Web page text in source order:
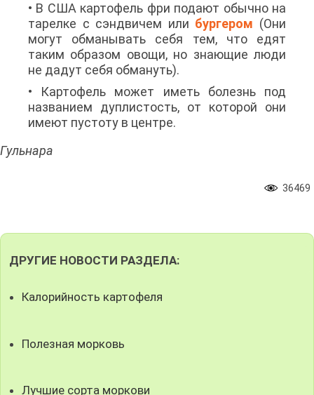
• В США картофель фри подают обычно на
тарелке с сэндвичем или бургером (Они
могут обманывать себя тем, что едят
таким образом овощи, но знающие люди
не дадут себя обмануть).
• Картофель может иметь болезнь под
названием дуплистость, от которой они
имеют пустоту в центре.
Гульнара
36469
ДРУГИЕ НОВОСТИ РАЗДЕЛА:
Калорийность картофеля
Полезная морковь
Лучшие сорта моркови